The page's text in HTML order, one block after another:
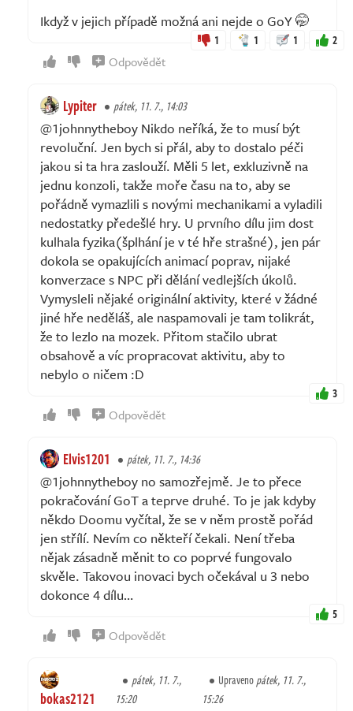
Ikdyž v jejich případě možná ani nejde o GoY 🤭
1 1 1 2
Odpovědět
Lypiter pátek, 11. 7., 14:03
@1johnnytheboy Nikdo neříká, že to musí být
revoluční. Jen bych si přál, aby to dostalo péči
jakou si ta hra zaslouží. Měli 5 let, exkluzivně na
jednu konzoli, takže moře času na to, aby se
pořádně vymazlili s novými mechanikami a vyladili
nedostatky předešlé hry. U prvního dílu jim dost
kulhala fyzika(šplhání je v té hře strašné), jen pár
dokola se opakujících animací poprav, nijaké
konverzace s NPC při dělání vedlejších úkolů.
Vymysleli nějaké originální aktivity, které v žádné
jiné hře neděláš, ale naspamovali je tam tolikrát,
že to lezlo na mozek. Přitom stačilo ubrat
obsahově a víc propracovat aktivitu, aby to
nebylo o ničem :D
3
Odpovědět
Elvis1201 pátek, 11. 7., 14:36
@1johnnytheboy no samozřejmě. Je to přece
pokračování GoT a teprve druhé. To je jak kdyby
někdo Doomu vyčítal, že se v něm prostě pořád
jen střílí. Nevím co někteří čekali. Není třeba
nějak zásadně měnit to co poprvé fungovalo
skvěle. Takovou inovaci bych očekával u 3 nebo
dokonce 4 dílu…
5
Odpovědět
bokas2121
pátek, 11. 7.,
15:20
Upravenopátek, 11. 7.,
15:26